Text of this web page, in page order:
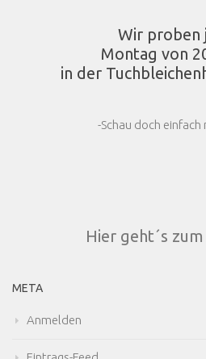
Wir proben
Montag von
in der
-Schau doch einfach
Hier geht´s
META
Anmelden